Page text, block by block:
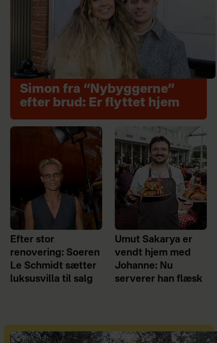
Simon fra “Nybyggerne”
efter brud: Er flyttet hjem
Efter stor
renovering: Soeren
Le Schmidt sætter
luksusvilla til salg
Umut Sakarya er
vendt hjem med
Johanne: Nu
serverer han flæsk